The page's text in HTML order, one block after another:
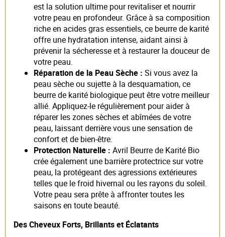
est la solution ultime pour revitaliser et nourrir
votre peau en profondeur. Grâce à sa composition
riche en acides gras essentiels, ce beurre de karité
offre une hydratation intense, aidant ainsi à
prévenir la sécheresse et à restaurer la douceur de
votre peau.
Réparation de la Peau Sèche : Si vous avez la
peau sèche ou sujette à la desquamation, ce
beurre de karité biologique peut être votre meilleur
allié. Appliquez-le régulièrement pour aider à
réparer les zones sèches et abîmées de votre
peau, laissant derrière vous une sensation de
confort et de bien-être.
Protection Naturelle : Avril Beurre de Karité Bio
crée également une barrière protectrice sur votre
peau, la protégeant des agressions extérieures
telles que le froid hivernal ou les rayons du soleil.
Votre peau sera prête à affronter toutes les
saisons en toute beauté.
Des Cheveux Forts, Brillants et Éclatants